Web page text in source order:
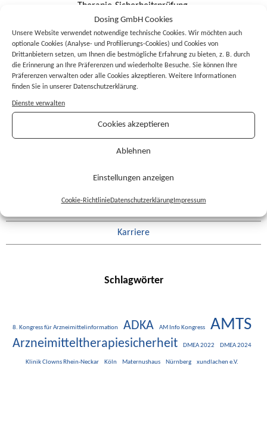
Dosing GmbH Cookies
Unsere Website verwendet notwendige technische Cookies. Wir möchten auch
optionale Cookies (Analyse- und Profilierungs-Cookies) und Cookies von
Drittanbietern setzen, um Ihnen die bestmögliche Erfahrung zu bieten, z. B. durch
die Erinnerung an Ihre Präferenzen und wiederholte Besuche. Sie können Ihre
Präferenzen verwalten oder alle Cookies akzeptieren. Weitere Informationen
finden Sie in unserer Datenschutzerklärung.
Dienste verwalten
Cookies akzeptieren
Ablehnen
Einstellungen anzeigen
Cookie-RichtlinieDatenschutzerklärungImpressum
Therapie-Sicherheitsprüfung.
Suche
Search
for:
Kategorien
Karriere
Schlagwörter
8. Kongress für Arzneimittelinformation ADKA AM Info Kongress AMTS
Arzneimitteltherapiesicherheit DMEA 2022 DMEA 2024
Klinik Clowns Rhein-Neckar Köln Maternushaus Nürnberg xundlachen e.V.